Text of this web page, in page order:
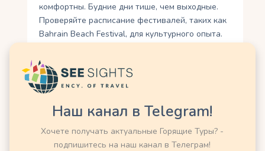
комфортны. Будние дни тише, чем выходные.
Проверяйте расписание фестивалей, таких как
Bahrain Beach Festival, для культурного опыта.
Близлежащие
достопримечательности
объектами. Заповедник Аль-Арин (5 км, вход
$2,65) знакомит с аравийским ориксом.
Международный автодром Бахрейна (7 км, вход
Наш канал в Telegram!
Хочете получать актуальные Горящие Туры? -
подпишитесь на наш канал в Телеграм!